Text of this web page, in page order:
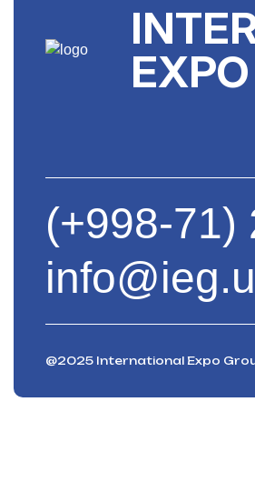
(+998-71)
@2025 International Expo